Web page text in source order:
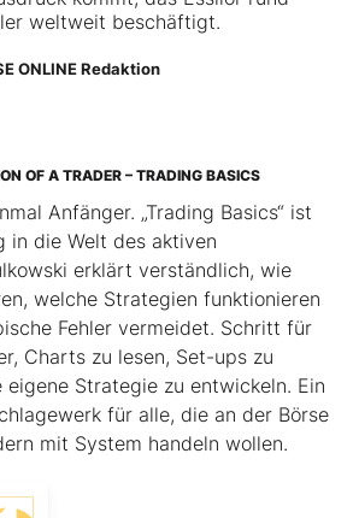
weltweit beschäftigt.
ONLINE Redaktion
OF A TRADER – TRADING BASICS
Anfänger. „Trading Basics“ ist
in die Welt des aktiven
erklärt verständlich, wie
welche Strategien funktionieren
Fehler vermeidet. Schritt für
Charts zu lesen, Set-ups zu
eigene Strategie zu entwickeln. Ein
für alle, die an der Börse
mit System handeln wollen.